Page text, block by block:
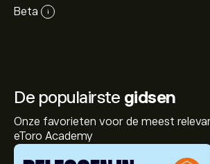
Beta i
De populairste gidsen
Onze favorieten voor de meest
eToro Academy